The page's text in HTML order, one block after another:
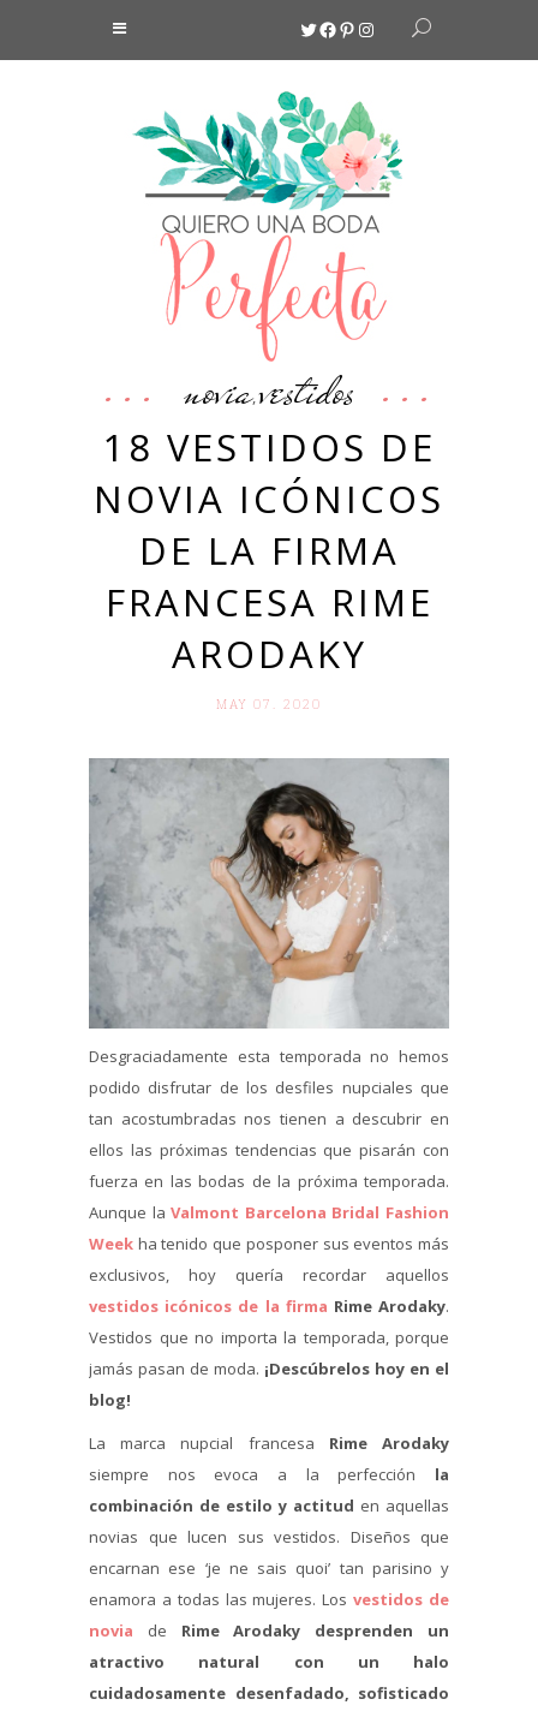
Twitter
Facebook
Pinterest
Instagram
novia,vestidos
18 VESTIDOS DE
NOVIA ICÓNICOS
DE LA FIRMA
FRANCESA RIME
ARODAKY
MAY 07. 2020
Desgraciadamente esta temporada no hemos
podido disfrutar de los desfiles nupciales que
tan acostumbradas nos tienen a descubrir en
ellos las próximas tendencias que pisarán con
fuerza en las bodas de la próxima temporada.
Aunque laValmont Barcelona Bridal Fashion
Week ha tenido que posponer sus eventos más
exclusivos, hoy quería recordar aquellos
vestidos icónicos de la firma Rime Arodaky.
Vestidos que no importa la temporada, porque
jamás pasan de moda. ¡Descúbrelos hoy en el
blog!
La marca nupcial francesa Rime Arodaky
siempre nos evoca a la perfección la
combinación de estilo y actitud en aquellas
novias que lucen sus vestidos. Diseños que
encarnan ese ‘je ne sais quoi’ tan parisino y
enamora a todas las mujeres. Losvestidos de
novia de Rime Arodaky
desprenden un
atractivo natural con un halo
cuidadosamente desenfadado, sofisticado